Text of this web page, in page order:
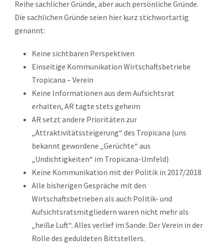
Reihe sachlicher Gründe, aber auch persönliche Gründe.
Die sachlichen Gründe seien hier kurz stichwortartig
genannt:
Keine sichtbaren Perspektiven
Einseitige Kommunikation Wirtschaftsbetriebe
Tropicana – Verein
Keine Informationen aus dem Aufsichtsrat
erhalten, AR tagte stets geheim
AR setzt andere Prioritäten zur
„Attraktivitätssteigerung“ des Tropicana (uns
bekannt gewordene „Gerüchte“ aus
„Undichtigkeiten“ im Tropicana-Umfeld)
Keine Kommunikation mit der Politik in 2017/2018
Alle bisherigen Gespräche mit den
Wirtschaftsbetrieben als auch Politik- und
Aufsichtsratsmitgliedern waren nicht mehr als
„heiße Luft“. Alles verlief im Sande. Der Verein in der
Rolle des geduldeten Bittstellers.